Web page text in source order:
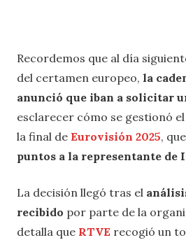
Recordemos que al día
del certamen europeo, la
anunció que iban a solicitar
esclarecer cómo se gestionó
la final de Eurovisión 2025,
puntos a la representante de
La decisión llegó tras el
recibido por parte de la
detalla que RTVE recogió un